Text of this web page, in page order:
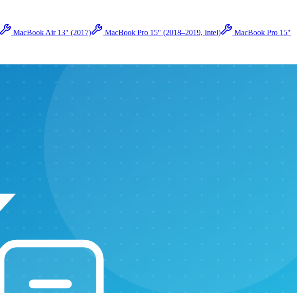
MacBook Air 13" (2017) MacBook Pro 15" (2018–2019, Intel)
MacBook Pro 15"